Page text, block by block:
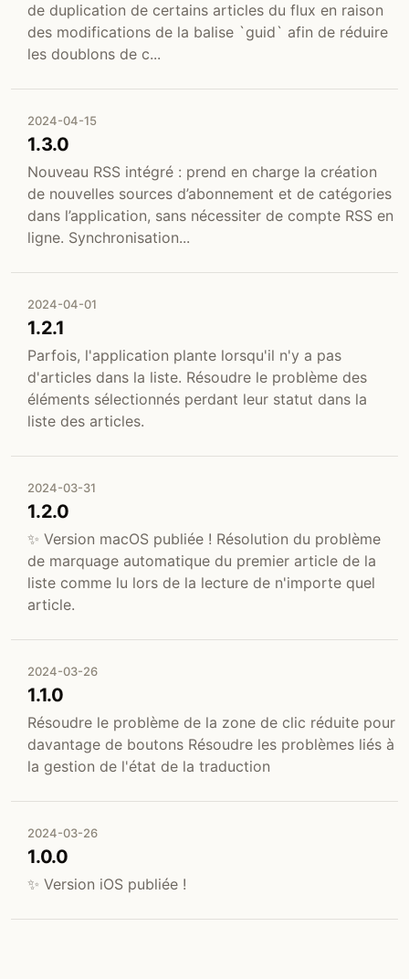
de duplication de certains articles du flux en raison
des modifications de la balise `guid` afin de réduire
les doublons de c...
2024-04-15
1.3.0
Nouveau RSS intégré : prend en charge la création
de nouvelles sources d’abonnement et de catégories
dans l’application, sans nécessiter de compte RSS en
ligne. Synchronisation...
2024-04-01
1.2.1
Parfois, l'application plante lorsqu'il n'y a pas
d'articles dans la liste. Résoudre le problème des
éléments sélectionnés perdant leur statut dans la
liste des articles.
2024-03-31
1.2.0
✨ Version macOS publiée ! Résolution du problème
de marquage automatique du premier article de la
liste comme lu lors de la lecture de n'importe quel
article.
2024-03-26
1.1.0
Résoudre le problème de la zone de clic réduite pour
davantage de boutons Résoudre les problèmes liés à
la gestion de l'état de la traduction
2024-03-26
1.0.0
✨ Version iOS publiée !